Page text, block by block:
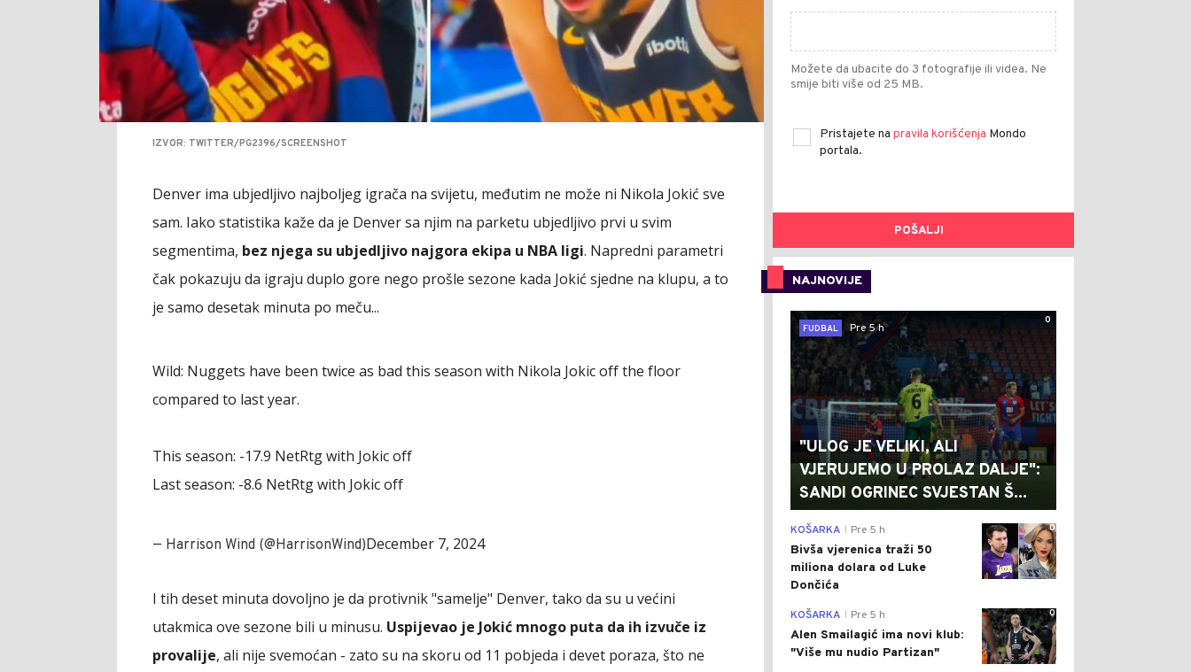
IZVOR: TWITTER/PG2396/SCREENSHOT
Denver ima ubjedljivo najboljeg igrača na svijetu, međutim ne može ni Nikola Jokić sve
sam. Iako statistika kaže da je Denver sa njim na parketu ubjedljivo prvi u svim
segmentima, bez njega su ubjedljivo najgora ekipa u NBA ligi. Napredni parametri
čak pokazuju da igraju duplo gore nego prošle sezone kada Jokić sjedne na klupu, a to
je samo desetak minuta po meču...
Wild: Nuggets have been twice as bad this season with Nikola Jokic off the floor
compared to last year.
This season: -17.9 NetRtg with Jokic off
Last season: -8.6 NetRtg with Jokic off
— Harrison Wind (@HarrisonWind)December 7, 2024
I tih deset minuta dovoljno je da protivnik "samelje" Denver, tako da su u većini
utakmica ove sezone bili u minusu. Uspijevao je Jokić mnogo puta da ih izvuče iz
provalije, ali nije svemoćan - zato su na skoru od 11 pobjeda i devet poraza, što ne
Možete da ubacite do 3 fotografije ili videa. Ne
smije biti više od 25 MB.
Pristajete na pravila korišćenja Mondo
portala.
POŠALJI
NAJNOVIJE
0
FUDBAL
Pre 5 h
"ULOG JE VELIKI, ALI
VJERUJEMO U PROLAZ DALJE":
SANDI OGRINEC SVJESTAN Š...
0
KOŠARKA Pre 5 h
Bivša vjerenica traži 50
miliona dolara od Luke
Dončića
0
KOŠARKA Pre 5 h
Alen Smailagić ima novi klub:
"Više mu nudio Partizan"